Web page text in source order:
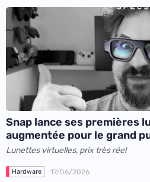
Snap lance ses premières
augmentée pour le grand
Lunettes virtuelles, prix très réel
Hardware 17/06/2026